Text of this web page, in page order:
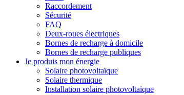
Raccordement
Sécurité
FAQ
Deux-roues électriques
Bornes de recharge à domicile
Bornes de recharge publiques
Je produis mon énergie
Solaire photovoltaïque
Solaire thermique
Installation solaire photovoltaïque